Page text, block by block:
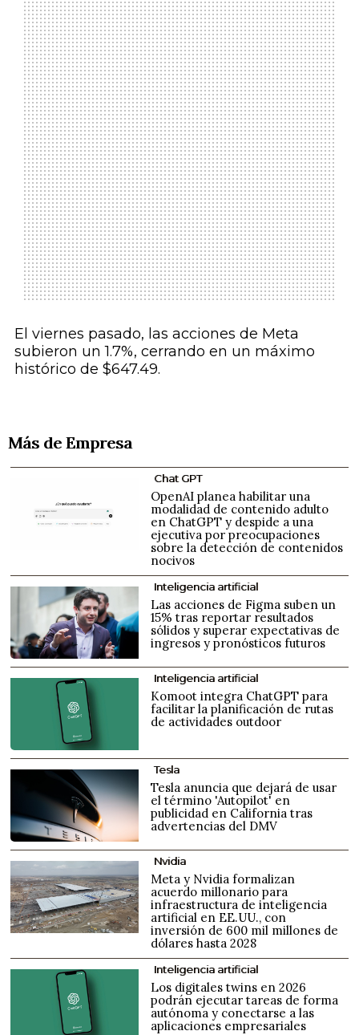
El viernes pasado, las acciones de Meta
subieron un 1.7%, cerrando en un máximo
histórico de $647.49.
Más de Empresa
Chat GPT
OpenAI planea habilitar una
modalidad de contenido adulto
en ChatGPT y despide a una
ejecutiva por preocupaciones
sobre la detección de contenidos
nocivos
Inteligencia artificial
Las acciones de Figma suben un
15% tras reportar resultados
sólidos y superar expectativas de
ingresos y pronósticos futuros
Inteligencia artificial
Komoot integra ChatGPT para
facilitar la planificación de rutas
de actividades outdoor
Tesla
Tesla anuncia que dejará de usar
el término 'Autopilot' en
publicidad en California tras
advertencias del DMV
Nvidia
Meta y Nvidia formalizan
acuerdo millonario para
infraestructura de inteligencia
artificial en EE.UU., con
inversión de 600 mil millones de
dólares hasta 2028
Inteligencia artificial
Los digitales twins en 2026
podrán ejecutar tareas de forma
autónoma y conectarse a las
aplicaciones empresariales